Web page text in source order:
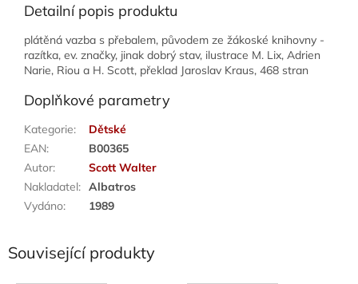
Detailní popis produktu
plátěná vazba s přebalem, původem ze žákoské knihovny -
razítka, ev. značky, jinak dobrý stav, ilustrace M. Lix, Adrien
Narie, Riou a H. Scott, překlad Jaroslav Kraus, 468 stran
Doplňkové parametry
Kategorie:
Dětské
EAN:
B00365
Autor:
Scott Walter
Nakladatel: Albatros
Vydáno: 1989
Související produkty